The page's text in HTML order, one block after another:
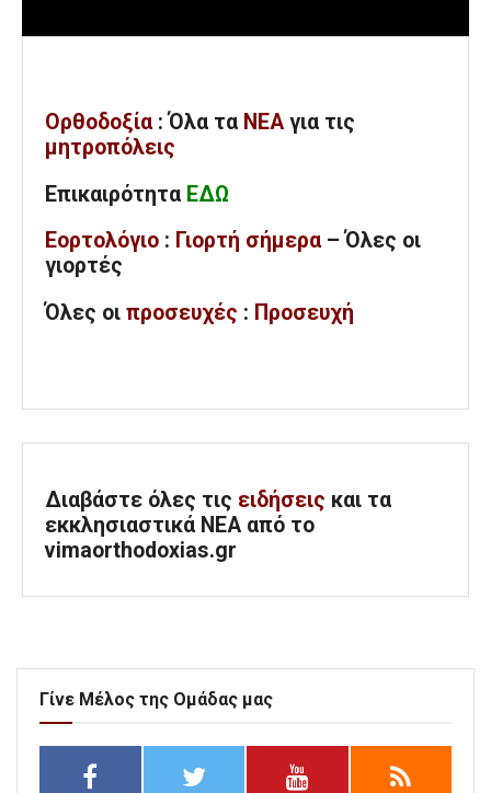
Ορθοδοξία : Όλα τα ΝΕΑ για τις
μητροπόλεις
Επικαιρότητα ΕΔΩ
Εορτολόγιο : Γιορτή σήμερα – Όλες οι
γιορτές
Όλες οι προσευχές : Προσευχή
Διαβάστε όλες τις ειδήσεις και τα
εκκλησιαστικά ΝΕΑ από το
vimaorthodoxias.gr
Γίνε Μέλος της Ομάδας μας